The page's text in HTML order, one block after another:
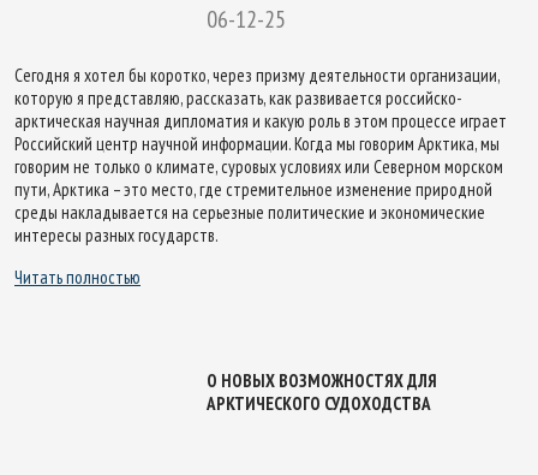
06-12-25
Сегодня я хотел бы коротко, через призму деятельности организации,
которую я представляю, рассказать, как развивается российско-
арктическая научная дипломатия и какую роль в этом процессе играет
Российский центр научной информации. Когда мы говорим Арктика, мы
говорим не только о климате, суровых условиях или Северном морском
пути, Арктика – это место, где стремительное изменение природной
среды накладывается на серьезные политические и экономические
интересы разных государств.
Читать полностью
О НОВЫХ ВОЗМОЖНОСТЯХ ДЛЯ
АРКТИЧЕСКОГО СУДОХОДСТВА